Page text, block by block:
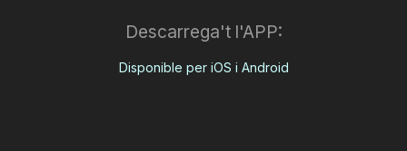
Descarrega't l'APP:
Disponible per iOS i Android